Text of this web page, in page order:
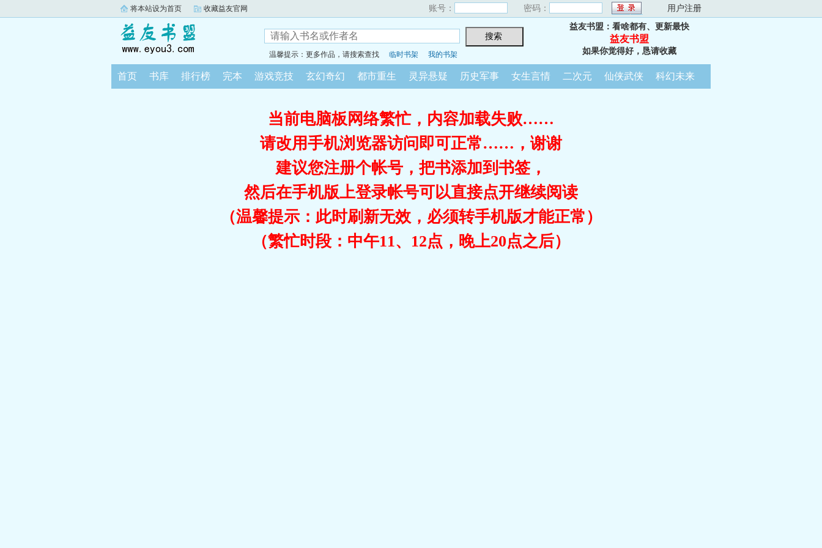
将本站设为首页 收藏益友官网 账号： 密码： 用户注册
温馨提示：更多作品，请搜索查找 临时书架 我的书架
益友书盟：看啥都有、更新最快
益友书盟
如果你觉得好，恳请收藏
首页 书库 排行榜 完本 游戏竞技 玄幻奇幻 都市重生 灵异悬疑 历史军事 女生言情 二次元 仙侠武侠 科幻未来
当前电脑板网络繁忙，内容加载失败……
请改用手机浏览器访问即可正常……，谢谢
建议您注册个帐号，把书添加到书签，
然后在手机版上登录帐号可以直接点开继续阅读
（温馨提示：此时刷新无效，必须转手机版才能正常）
（繁忙时段：中午11、12点，晚上20点之后）